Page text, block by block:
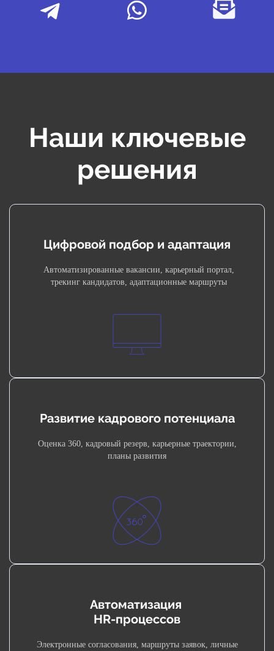
Наши ключевые
решения
Цифровой подбор и адаптация
Автоматизированные вакансии, карьерный портал,
трекинг кандидатов, адаптационные маршруты
Развитие кадрового потенциала
Оценка 360, кадровый резерв, карьерные траектории,
планы развития
Автоматизация
HR-процессов
Электронные согласования, маршруты заявок, личные